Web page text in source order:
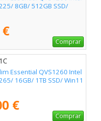
8GB/ 512GB SSD/
Comprar
Essential QVS1260 Intel
16GB/ 1TB SSD/ Win11
€
Comprar